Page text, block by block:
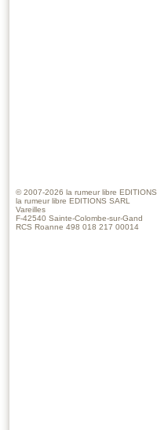
© 2007-2026 la rumeur libre EDITIONS
la rumeur libre EDITIONS SARL
Vareilles
F-42540 Sainte-Colombe-sur-Gand
RCS Roanne 498 018 217 00014